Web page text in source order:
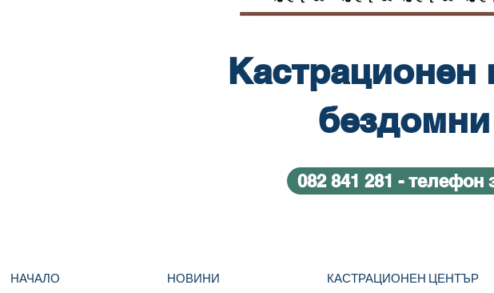
Кастрационен
082 841 281 - телефон
НАЧАЛО НОВИНИ КАСТРАЦИОНЕН ЦЕНТЪР